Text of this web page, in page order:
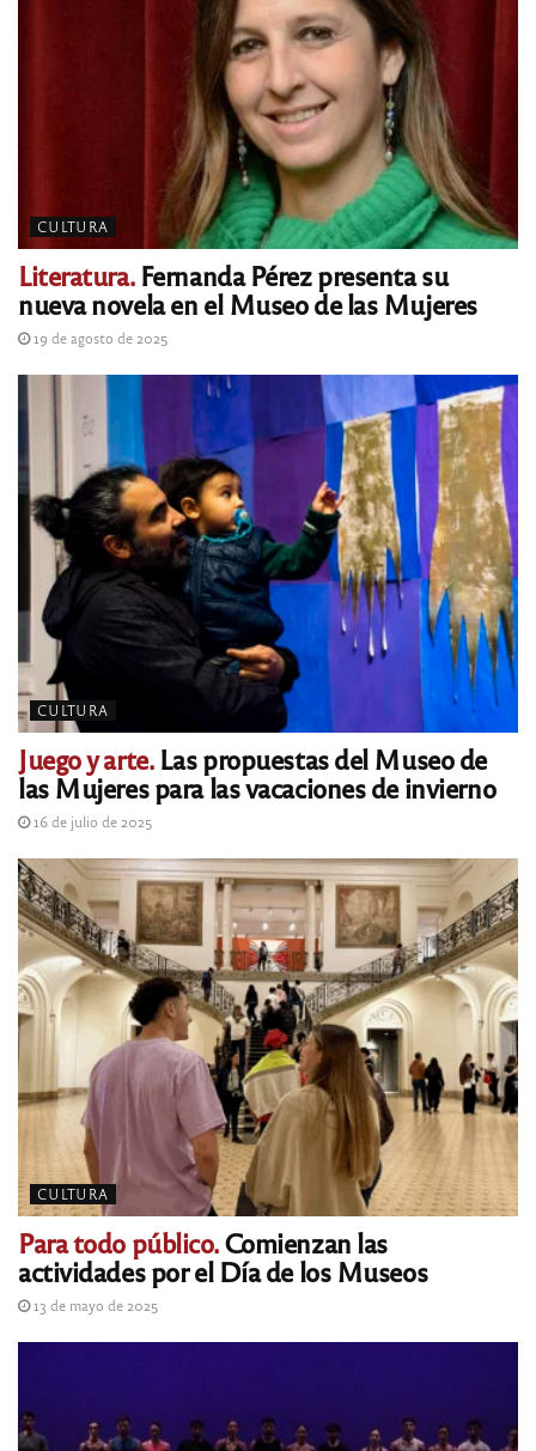
CULTURA
Literatura.Fernanda Pérez presenta su
nueva novela en el Museo de las Mujeres
19 de agosto de 2025
CULTURA
Juego y arte.Las propuestas del Museo de
las Mujeres para las vacaciones de invierno
16 de julio de 2025
CULTURA
Para todo público.Comienzan las
actividades por el Día de los Museos
13 de mayo de 2025